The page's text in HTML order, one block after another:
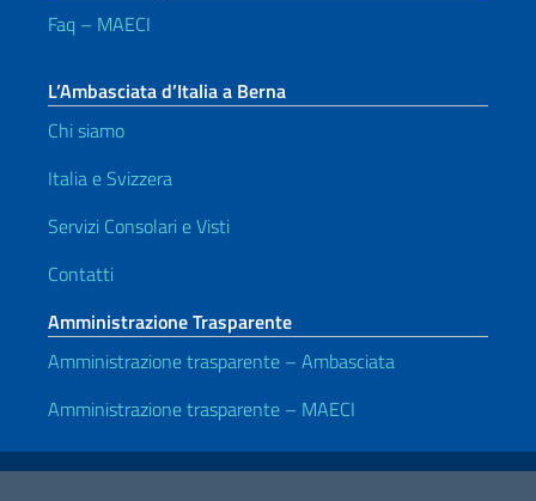
Faq – MAECI
L’Ambasciata d’Italia a Berna
Chi siamo
Italia e Svizzera
Servizi Consolari e Visti
Contatti
Amministrazione Trasparente
Amministrazione trasparente – Ambasciata
Amministrazione trasparente – MAECI
Link Utili